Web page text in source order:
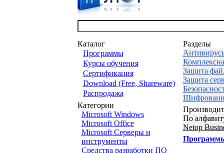
Каталог
Программы
Курсы обучения
Сертификация
Download (Free, Shareware)
Распродажа
Категории
Microsoft Windows
Microsoft Office
Microsoft Серверы и
инструменты
Средства разработки ПО
Разделы
Защита
Защита
По
Netop